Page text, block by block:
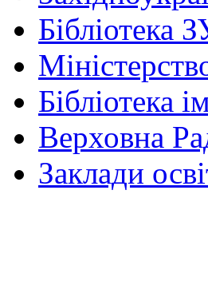
Бібліотека
Бібліотека
Верховна
Заклади